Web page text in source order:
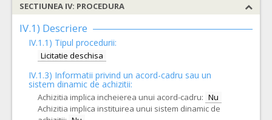
SECTIUNEA IV: PROCEDURA
IV.1) Descriere
IV.1.1) Tipul procedurii:
Licitatie deschisa
IV.1.3) Informatii privind un acord-cadru sau un
sistem dinamic de achizitii:
Achizitia implica incheierea unui acord-cadru: Nu
Achizitia implica instituirea unui sistem dinamic de